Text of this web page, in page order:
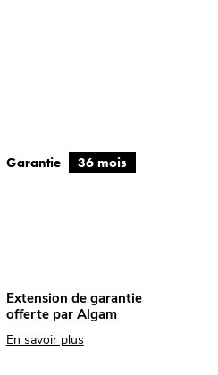
Garantie 36 mois
Extension de garantie
offerte par Algam
En savoir plus